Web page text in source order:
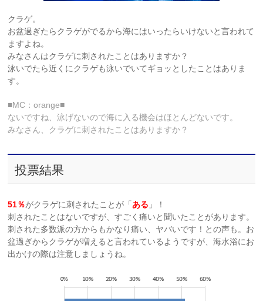
クラゲ。
お盆過ぎたらクラゲがでるから海にはいったらいけないと言われて
ますよね。
みなさんはクラゲに刺されたことはありますか？
泳いでたら近くにクラゲも泳いでいてギョッとしたことはありま
す。
■MC：orange■
ないですね、泳げないので海に入る機会はほとんどないです。
みなさん、クラゲに刺されたことはありますか？
投票結果
51％がクラゲに刺されたことが「 ある 」！
刺されたことはないですが、すごく痛いと聞いたことがあります。
刺された多数派の方からもかなり痛い、ヤバいです！との声も。お
盆過ぎからクラゲが増えると言われているようですが、海水浴にお
出かけの際は注意しましょうね。